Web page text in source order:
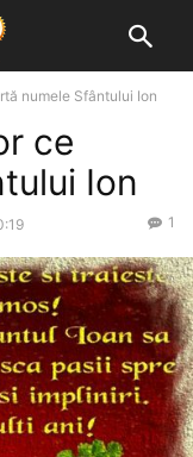
numele Sfântului Ion
ce
Ion
1